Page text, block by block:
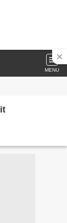
MENU